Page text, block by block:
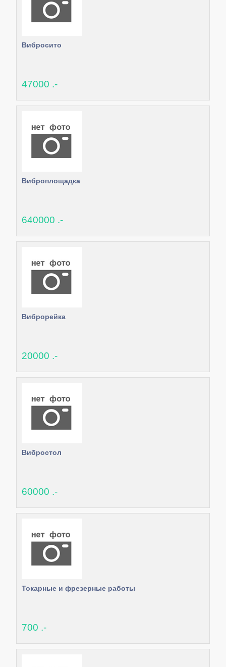
Вибросито
47000 .-
Виброплощадка
640000 .-
Виброрейка
20000 .-
Вибростол
60000 .-
Токарные и фрезерные работы
700 .-